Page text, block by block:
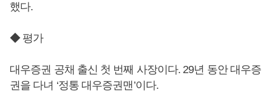
했다.
◆ 평가
대우증권 공채 출신 첫 번째 사장이다. 29년 동안 대우증
권을 다녀 ‘정통 대우증권맨’이다.